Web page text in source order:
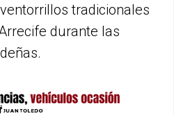
tradicionales
durante las